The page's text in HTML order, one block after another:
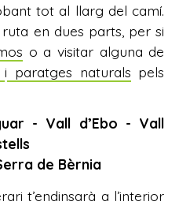
tot al llarg del camí.
en dues parts, per si
o a visitar alguna de
,i paratges naturals pels
- Vall d’Ebo - Vall
de Bèrnia
t’endinsarà a l’interior